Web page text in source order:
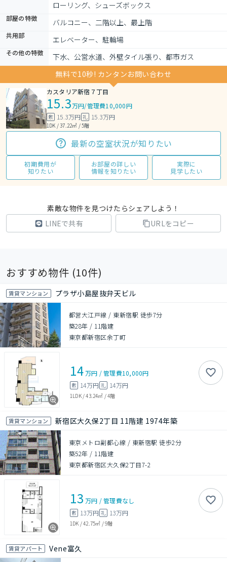
ローリング、シューズボックス
部屋の特徴 バルコニー、二階以上、最上階
共用部 エレベーター、駐輪場
その他の特徴
下水、公営水道、外壁タイル張り、都市ガス
無料で10秒! カンタンお問い合わせ
カスタリア新宿７丁目
15.3万円/管理費10,000円
敷 15.3万円 礼 15.3万円
1DK / 37.22㎡ / 5階
最新の空室状況が知りたい
初期費用が
知りたい
お部屋の詳しい
情報を知りたい
実際に
見学したい
素敵な物件を見つけたらシェアしよう！
LINEで共有
URLをコピー
おすすめ物件 (10件)
賃貸マンション プラザ小島屋抜弁天ビル
都営大江戸線 / 東新宿駅 徒歩7分
築28年 / 11階建
東京都新宿区余丁町
14万円 /管理費10,000円
敷 14万円 礼 14万円
1LDK/43.24㎡ /4階
賃貸マンション 新宿区大久保2丁目 11階建 1974年築
東京メトロ副都心線 / 東新宿駅 徒歩2分
築52年 / 11階建
東京都新宿区大久保2丁目7-2
13 万円 /管理費なし
敷 13万円 礼 13万円
1DK /42.75㎡ /9階
賃貸アパート Vene富久